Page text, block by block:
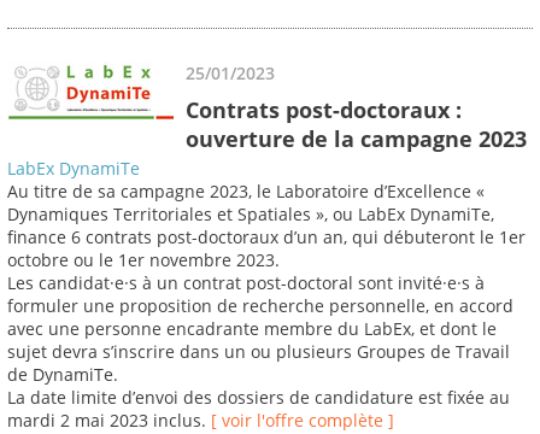
25/01/2023
Contrats post-doctoraux :
ouverture de la campagne 2023
LabEx DynamiTe
Au titre de sa campagne 2023, le Laboratoire d’Excellence «
Dynamiques Territoriales et Spatiales », ou LabEx DynamiTe,
finance 6 contrats post-doctoraux d’un an, qui débuteront le 1er
octobre ou le 1er novembre 2023.
Les candidat·e·s à un contrat post-doctoral sont invité·e·s à
formuler une proposition de recherche personnelle, en accord
avec une personne encadrante membre du LabEx, et dont le
sujet devra s’inscrire dans un ou plusieurs Groupes de Travail
de DynamiTe.
La date limite d’envoi des dossiers de candidature est fixée au
mardi 2 mai 2023 inclus. [ voir l'offre complète ]